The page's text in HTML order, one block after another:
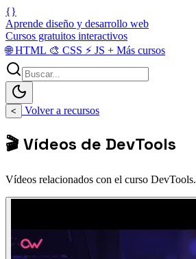
{}
Aprende diseño y desarrollo web
Cursos gratuitos interactivos
🌐HTML 🎨 CSS ⚡ JS + Más cursos
< Volver a recursos
🎬 Vídeos de DevTools
Vídeos relacionados con el curso DevTools.